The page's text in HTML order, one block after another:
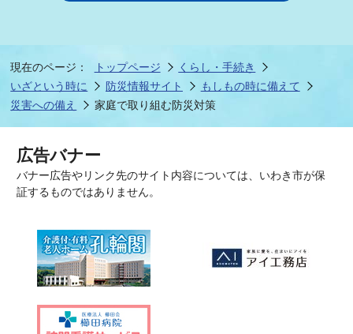
現在のページ： トップページ
くらし・手続き
いざという時に
防災情報サイト
もしもの時に備えて
災害への備え
家庭で取り組む防災対策
広告バナー
バナー広告やリンク先のサイト内容については、いわき市が保
証するものではありません。